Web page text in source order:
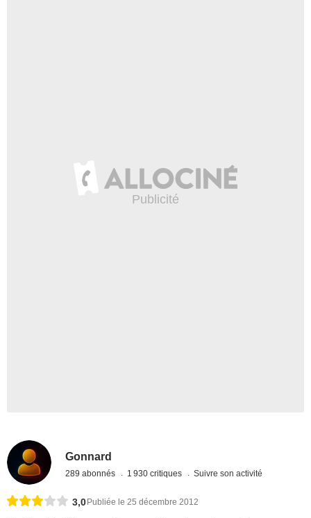
Gonnard
289 abonnés 1 930 critiques Suivre son activité
3,0 Publiée le 25 décembre 2012